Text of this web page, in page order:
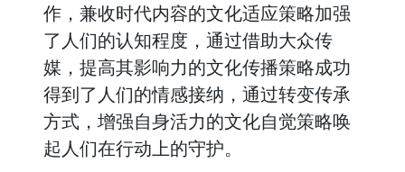
作，兼收时代内容的文化适应策略加强
了人们的认知程度，通过借助大众传
媒，提高其影响力的文化传播策略成功
得到了人们的情感接纳，通过转变传承
方式，增强自身活力的文化自觉策略唤
起人们在行动上的守护。